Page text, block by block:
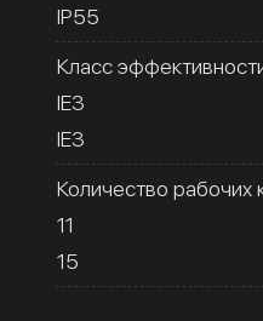
IP55
Класс
IE3
IE3
Количество рабочих
11
15